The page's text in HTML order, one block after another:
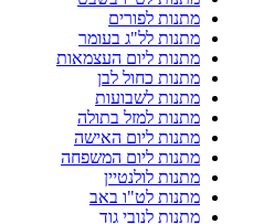
מתנות לפורים
מתנות לל"ג בעומר
מתנות ליום העצמאות
מתנות כחול לבן
מתנות לשבועות
מתנות למזל בתולה
מתנות ליום האישה
מתנות ליום המשפחה
מתנות לולנטיין
מתנות לט"ו באב
מתנות לנובי גוד